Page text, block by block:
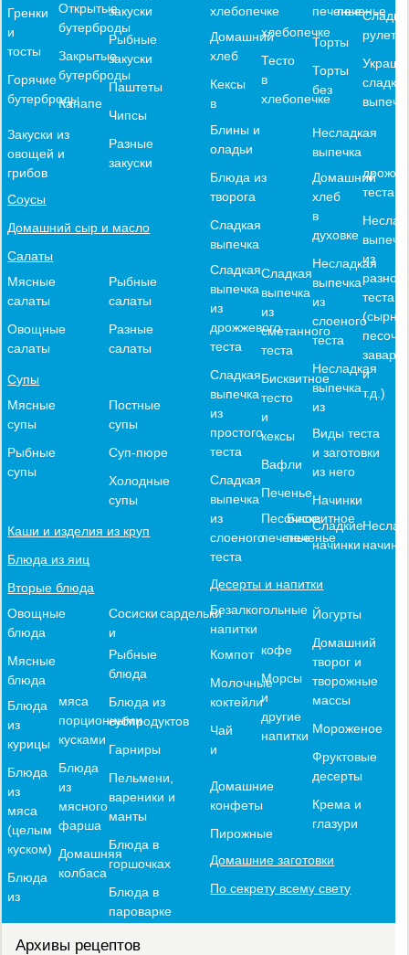
Гренки
и
тосты
Горячие
бутерброды
Открытые
бутерброды
Закрытые
бутерброды
Канапе
Закуски из
овощей и
грибов
закуски
Рыбные
закуски
Паштеты
Чипсы
Разные
закуски
Соусы
Домашний сыр и масло
Салаты
Мясные
салаты
Овощные
салаты
Рыбные
салаты
Разные
салаты
Супы
Мясные
супы
Рыбные
супы
Постные
супы
Суп-пюре
Холодные
супы
Каши и изделия из круп
Блюда из яиц
Вторые блюда
Овощные
блюда
Мясные
блюда
Блюда
из
курицы
Блюда
из
мяса
(целым
куском)
Блюда
из
мяса
порционными
кусками
Блюда
из
мясного
фарша
Домашняя
колбаса
Сосиски
и
сардельки
Рыбные
блюда
Блюда из
субпродуктов
Гарниры
Пельмени,
вареники и
манты
Блюда в
горшочках
Блюда в
пароварке
хлебопечке
Домашний
хлеб
Кексы
в
хлебопечке
Тесто
в
хлебопечке
Блины и
оладьи
Блюда из
творога
Сладкая
выпечка
Сладкая
выпечка
из
дрожжевого
теста
Сладкая
выпечка
из
простого
теста
Сладкая
выпечка
из
слоеного
теста
Сладкая
выпечка
из
сметанного
теста
Бисквитное
тесто
и
кексы
Вафли
Печенье
Песочное
печенье
Бисквитное
печенье
печеньепеченье
Торты
Торты
без
рулеты
Несладкая
выпечка
Домашний
хлеб
в
духовке
Несладкая
выпечка
из
слоеного
теста
Несладкая
выпечка
из
теста
из
разного
теста
и
т.д.)
Виды теста
и заготовки
из него
Начинки
Сладкие
начинки
Десерты и напитки
Безалкогольные
напитки
Компот
Молочные
коктейли
Чай
и
кофе
Морсы
и
другие
напитки
Домашние
конфеты
Пирожные
Йогурты
Домашний
творог и
творожные
массы
Мороженое
Фруктовые
десерты
Крема и
глазури
Домашние заготовки
По секрету всему свету
Архивы рецептов